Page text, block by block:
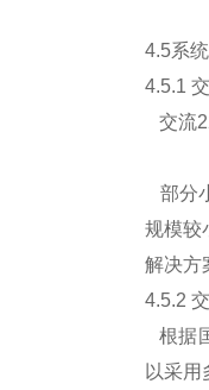
4.5系
4.5.1
交流
部分
规模较
解决方
4.5.2
根据
以采用